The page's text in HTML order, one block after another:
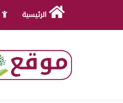
الرئيسية